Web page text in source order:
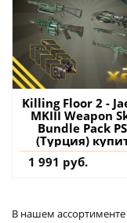
Killing Floor 2 - Jaeger
MKIII Weapon
Bundle Pack
(Турция)
дополнение
аккаунт
1 991 руб.
В нашем